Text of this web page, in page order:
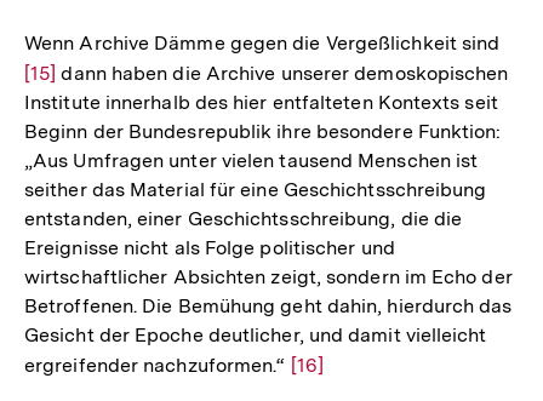
Wenn Archive Dämme gegen die Vergeßlichkeit sind
[15] dann haben die Archive unserer demoskopischen
Institute innerhalb des hier entfalteten Kontexts seit
Beginn der Bundesrepublik ihre besondere Funktion:
„Aus Umfragen unter vielen tausend Menschen ist
seither das Material für eine Geschichtsschreibung
entstanden, einer Geschichtsschreibung, die die
Ereignisse nicht als Folge politischer und
wirtschaftlicher Absichten zeigt, sondern im Echo der
Betroffenen. Die Bemühung geht dahin, hierdurch das
Gesicht der Epoche deutlicher, und damit vielleicht
ergreifender nachzuformen.“ Zur
[16]